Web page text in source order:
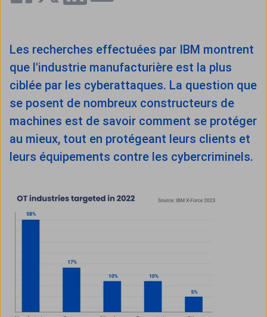
Les recherches effectuées par IBM montrent
que l'industrie manufacturière est la plus
ciblée par les cyberattaques. La question que
se posent de nombreux constructeurs de
machines est de savoir comment se protéger
au mieux, tout en protégeant leurs clients et
leurs équipements contre les cybercriminels.